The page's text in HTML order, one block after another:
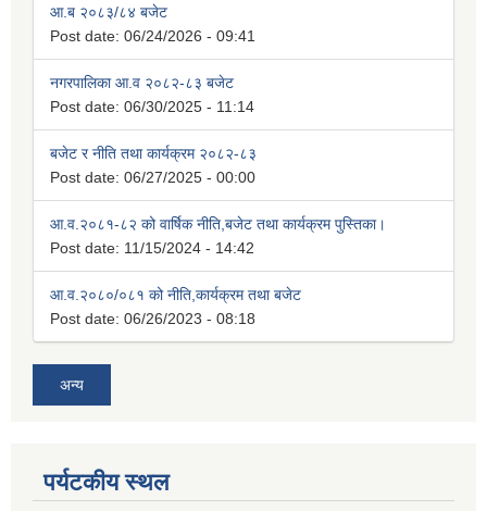
आ.ब २०८३/८४ बजेट
Post date: 06/24/2026 - 09:41
नगरपालिका आ.व २०८२-८३ बजेट
Post date: 06/30/2025 - 11:14
बजेट र नीति तथा कार्यक्रम २०८२-८३
Post date: 06/27/2025 - 00:00
आ.व.२०८१-८२ को वार्षिक नीति,बजेट तथा कार्यक्रम पुस्तिका।
Post date: 11/15/2024 - 14:42
आ.व.२०८०/०८१ को नीति,कार्यक्रम तथा बजेट
Post date: 06/26/2023 - 08:18
अन्य
पर्यटकीय स्थल